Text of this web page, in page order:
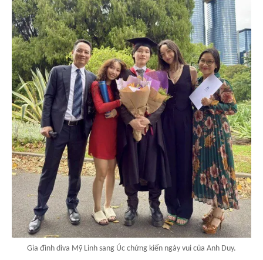
Gia đình diva Mỹ Linh sang Úc chứng kiến ngày vui của Anh Duy.